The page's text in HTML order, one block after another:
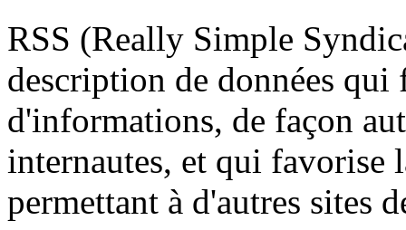
RSS (Really Simple
description de données
d'informations, de façon
internautes, et qui favorise
permettant à d'autres sites